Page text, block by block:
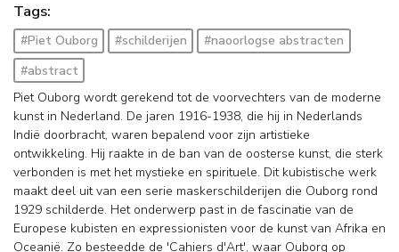
Tags:
#Piet Ouborg #schilderijen
#naoorlogse abstracten
#abstract
Piet Ouborg wordt gerekend tot de voorvechters van de moderne
kunst in Nederland. De jaren 1916-1938, die hij in Nederlands
Indië doorbracht, waren bepalend voor zijn artistieke
ontwikkeling. Hij raakte in de ban van de oosterse kunst, die sterk
verbonden is met het mystieke en spirituele. Dit kubistische werk
maakt deel uit van een serie maskerschilderijen die Ouborg rond
1929 schilderde. Het onderwerp past in de fascinatie van de
Europese kubisten en expressionisten voor de kunst van Afrika en
Oceanië. Zo besteedde de 'Cahiers d'Art', waar Ouborg op